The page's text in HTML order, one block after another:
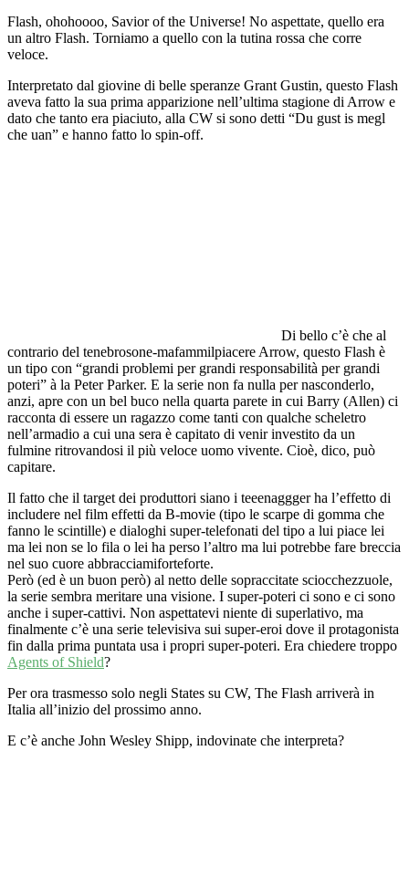
Flash, ohohoooo, Savior of the Universe! No aspettate, quello era
un altro Flash. Torniamo a quello con la tutina rossa che corre
veloce.
Interpretato dal giovine di belle speranze Grant Gustin, questo Flash
aveva fatto la sua prima apparizione nell’ultima stagione di Arrow e
dato che tanto era piaciuto, alla CW si sono detti “Du gust is megl
che uan” e hanno fatto lo spin-off.
Di bello c’è che al
contrario del tenebrosone-mafammilpiacere Arrow, questo Flash è
un tipo con “grandi problemi per grandi responsabilità per grandi
poteri” à la Peter Parker. E la serie non fa nulla per nasconderlo,
anzi, apre con un bel buco nella quarta parete in cui Barry (Allen) ci
racconta di essere un ragazzo come tanti con qualche scheletro
nell’armadio a cui una sera è capitato di venir investito da un
fulmine ritrovandosi il più veloce uomo vivente. Cioè, dico, può
capitare.
Il fatto che il target dei produttori siano i teeenaggger ha l’effetto di
includere nel film effetti da B-movie (tipo le scarpe di gomma che
fanno le scintille) e dialoghi super-telefonati del tipo a lui piace lei
ma lei non se lo fila o lei ha perso l’altro ma lui potrebbe fare breccia
nel suo cuore abbracciamiforteforte.
Però (ed è un buon però) al netto delle sopraccitate sciocchezzuole,
la serie sembra meritare una visione. I super-poteri ci sono e ci sono
anche i super-cattivi. Non aspettatevi niente di superlativo, ma
finalmente c’è una serie televisiva sui super-eroi dove il protagonista
fin dalla prima puntata usa i propri super-poteri. Era chiedere troppo
Agents of Shield?
Per ora trasmesso solo negli States su CW, The Flash arriverà in
Italia all’inizio del prossimo anno.
E c’è anche John Wesley Shipp, indovinate che interpreta?